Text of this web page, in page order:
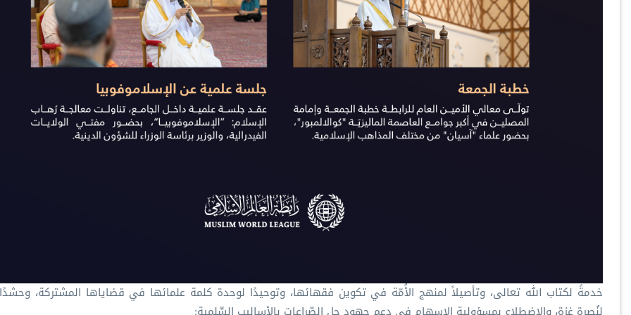
‏خدمةً لكتاب الله تعالى، وتأصيلاً لمنهج الأُمّة في تكوين فقهائها، وتوحيدًا لوحدة كلمة علمائها في قضاياها المشتركة، وحشدًا